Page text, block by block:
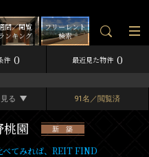
フリーレント
検索
間／閲覧
ランキング
件 0 最近見た物件 0
る 91名／閲覧済
桃園 新 築
てみれば、REIT FIND